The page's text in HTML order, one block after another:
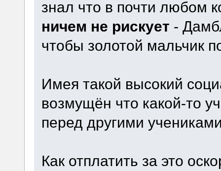
знал что в почти любом
ничем не рискует -
чтобы золотой мальчик
Имея такой высокий
возмущён что какой-то
перед другими
Как отплатить за это